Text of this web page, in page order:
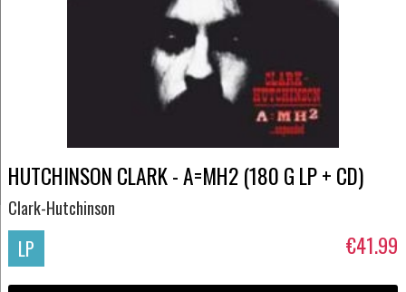
HUTCHINSON CLARK - A=MH2 (180 G LP + CD)
Clark-Hutchinson
LP €41.99